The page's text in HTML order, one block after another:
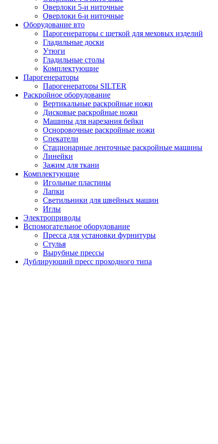
Оверлоки 5-и ниточные
Оверлоки 6-и ниточные
Оборудование вто
Парогенераторы с щеткой для меховых изделий
Гладильные доски
Утюги
Гладильные столы
Комплектующие
Парогенераторы
Парогенераторы SILTER
Раскройное оборудование
Вертикальные раскройные ножи
Дисковые раскройные ножи
Машины для нарезания бейки
Осноровочные раскройные ножи
Спекатели
Стационарные ленточные раскройные машины
Линейки
Зажим для ткани
Комплектующие
Игольные пластины
Лапки
Светильники для швейных машин
Иглы
Электроприводы
Вспомогательное оборудование
Пресса для установки фурнитуры
Стулья
Вырубные прессы
Дублирующий пресс проходного типа